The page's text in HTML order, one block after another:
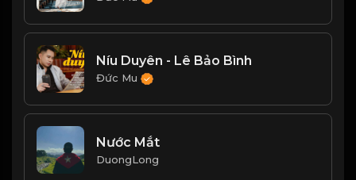
Níu Duyên - Lê Bảo Bình
Đức Mu
Nước Mắt
DuongLong